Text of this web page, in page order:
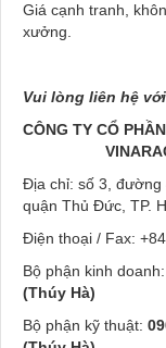
Giá cạnh tranh,
xưởng.
Vui lòng liên hệ
CÔNG TY CỔ
Địa chỉ: số 3, đường
quận Thủ Đức, TP.
Điện thoại / Fax:
Bộ phận kinh doanh:
(Thúy Hà)
Bộ phận kỹ thuật: